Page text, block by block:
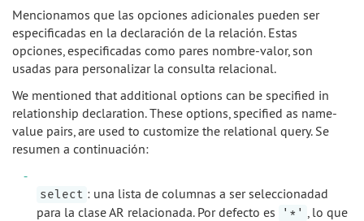
Mencionamos que las opciones adicionales pueden ser
especificadas en la declaración de la relación. Estas
opciones, especificadas como pares nombre-valor, son
usadas para personalizar la consulta relacional.
We mentioned that additional options can be specified in
relationship declaration. These options, specified as name-
value pairs, are used to customize the relational query. Se
resumen a continuación:
select : una lista de columnas a ser seleccionadad
para la clase AR relacionada. Por defecto es
'*'
, lo que